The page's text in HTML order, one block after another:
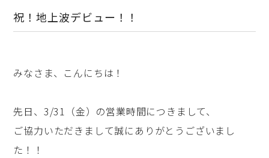
祝！地上波デビュー！！
みなさま、こんにちは！
先日、3/31（金）の営業時間につきまして、
ご協力いただきまして誠にありがとうございまし
た！！